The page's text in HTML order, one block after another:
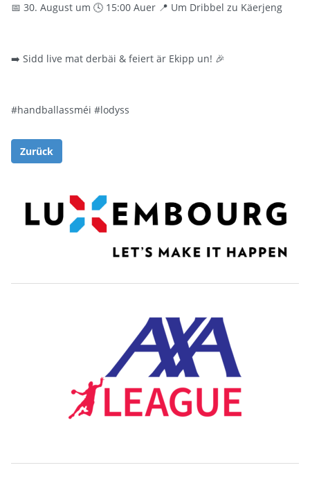
📅 30. August um 🕓 15:00 Auer 📍 Um Dribbel zu Käerjeng
➡️ Sidd live mat derbäi & feiert är Ekipp un! 🎉
#handballassméi #lodyss
Zurück